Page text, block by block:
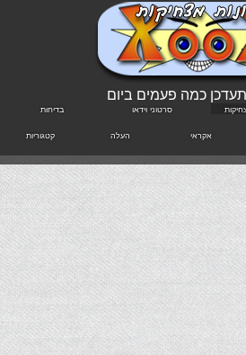
כמה פעמים ביום
סרטוני וידאו בדיחות
אקראי העלה קטגוריות